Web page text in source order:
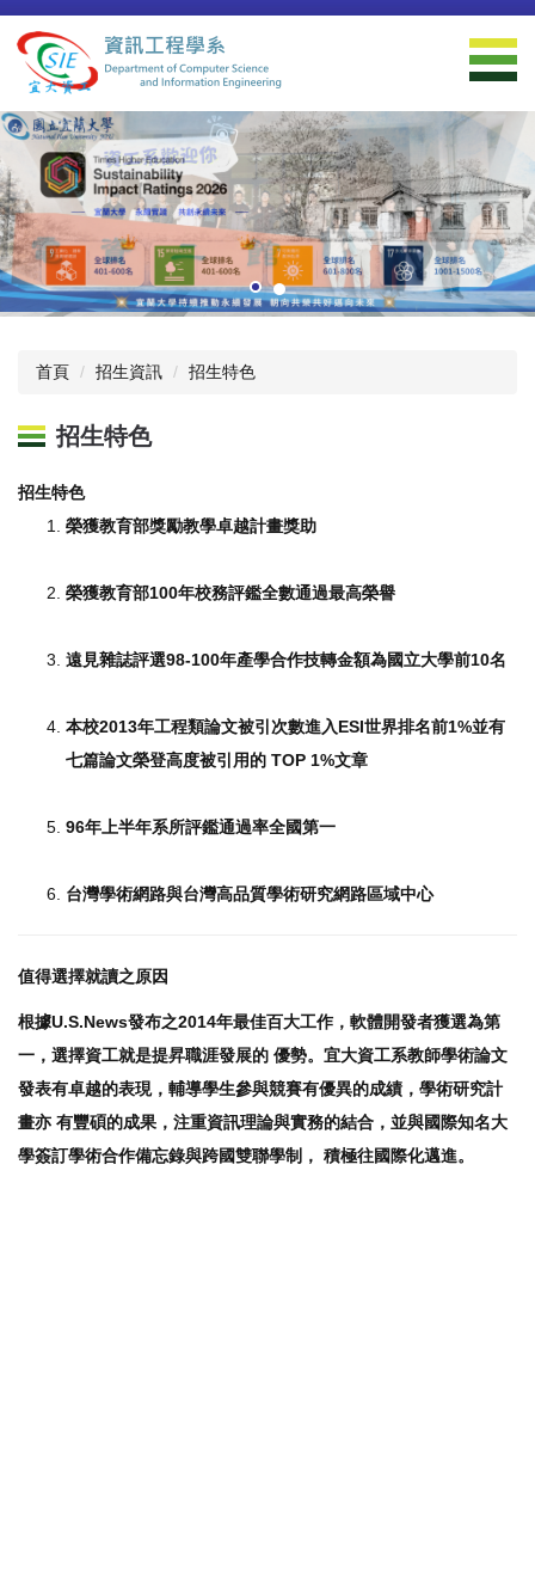
跳
到
主
內
容
區
首頁 招生資訊 招生特色
招生特色
招生特色
榮獲教育部獎勵教學卓越計畫獎助
榮獲教育部100年校務評鑑全數通過最高榮譽
遠見雜誌評選98-100年產學合作技轉金額為國立大學前10名
本校2013年工程類論文被引次數進入ESI世界排名前1% 並有
七篇論文榮登高度被引用的 TOP 1%文章
96年上半年系所評鑑通過率全國第一
台灣學術網路與台灣高品質學術研究網路區域中心
值得選擇就讀之原因
根據U.S.News發布之2014年最佳百大工作，軟體開發者獲選為第
一，選擇資工就是提昇職涯發展的 優勢。宜大資工系教師學術論文
發表有卓越的表現，輔導學生參與競賽有優異的成績，學術研究計
畫亦 有豐碩的成果，注重資訊理論與實務的結合，並與國際知名大
學簽訂學術合作備忘錄與跨國雙聯學制， 積極往國際化邁進。